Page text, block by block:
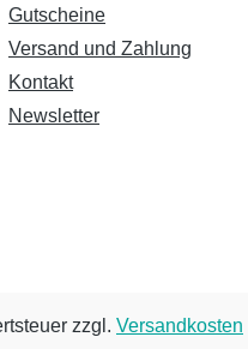
Gutscheine
Versand und Zahlung
Kontakt
Newsletter
zzgl. Versandkosten